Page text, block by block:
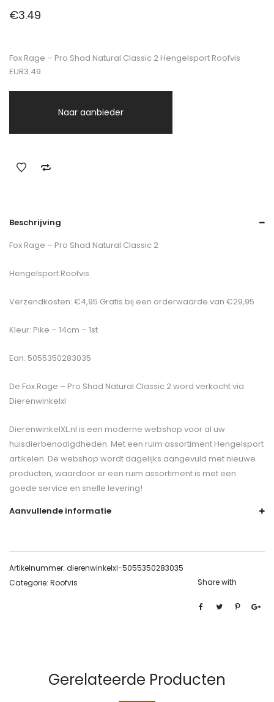
€3.49
Fox Rage – Pro Shad Natural Classic 2 Hengelsport Roofvis
EUR3.49
Naar aanbieder
Beschrijving
Fox Rage – Pro Shad Natural Classic 2
Hengelsport Roofvis
Verzendkosten: €4,95 Gratis bij een orderwaarde van €29,95
Kleur: Pike – 14cm – 1st
Ean: 5055350283035
De Fox Rage – Pro Shad Natural Classic 2word verkocht via
Dierenwinkelxl
DierenwinkelXL.nl is een moderne webshop voor al uw
huisdierbenodigdheden. Met een ruim assortiment Hengelsport
artikelen. De webshop wordt dagelijks aangevuld met nieuwe
producten, waardoor er een ruim assortiment is met een
goede service en snelle levering!
Aanvullende informatie
Artikelnummer: dierenwinkelxl-5055350283035
Categorie: Roofvis Share with
Gerelateerde Producten